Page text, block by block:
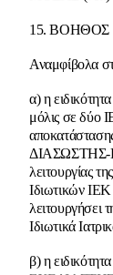
15.
Αναμφίβολα
α) η
μόλις σε δύο
ΔΙΑΣΩΣΤΗΣ-
λειτουργίας
Ιδιωτικών
λειτουργήσει
Ιδιωτικά
β) η